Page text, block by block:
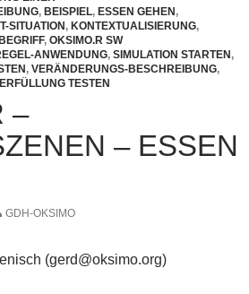
, BEISPIEL, ESSEN GEHEN ,
SITUATION , KONTEXTUALISIERUNG,
, OKSIMO.R SW
ANWENDUNG, SIMULATION STARTEN ,
, VERÄNDERUNGS-BESCHREIBUNG,
TESTEN
–
– ESSEN
GDH-OKSIMO
(gerd@oksimo.org)